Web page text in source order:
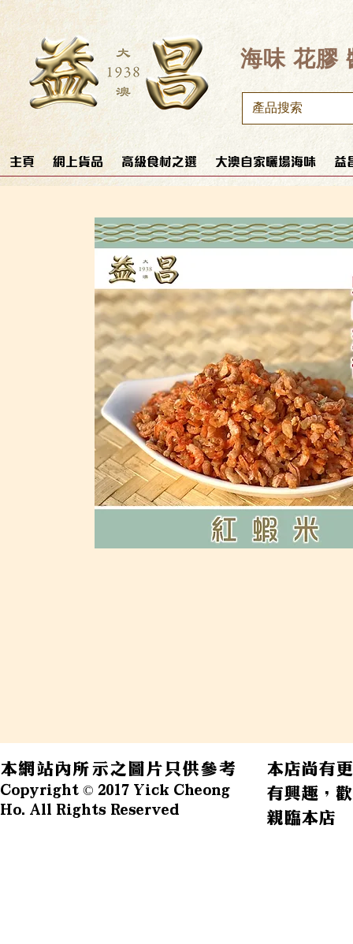
海味 花膠
主頁 網上貨品 高級食材之選 大澳自家曬場海味 益
本網站內所示之圖片只供參考
Copyright © 2017 Yick Cheong
Ho. All Rights Reserved
本店尚有
有興趣，
親臨本店